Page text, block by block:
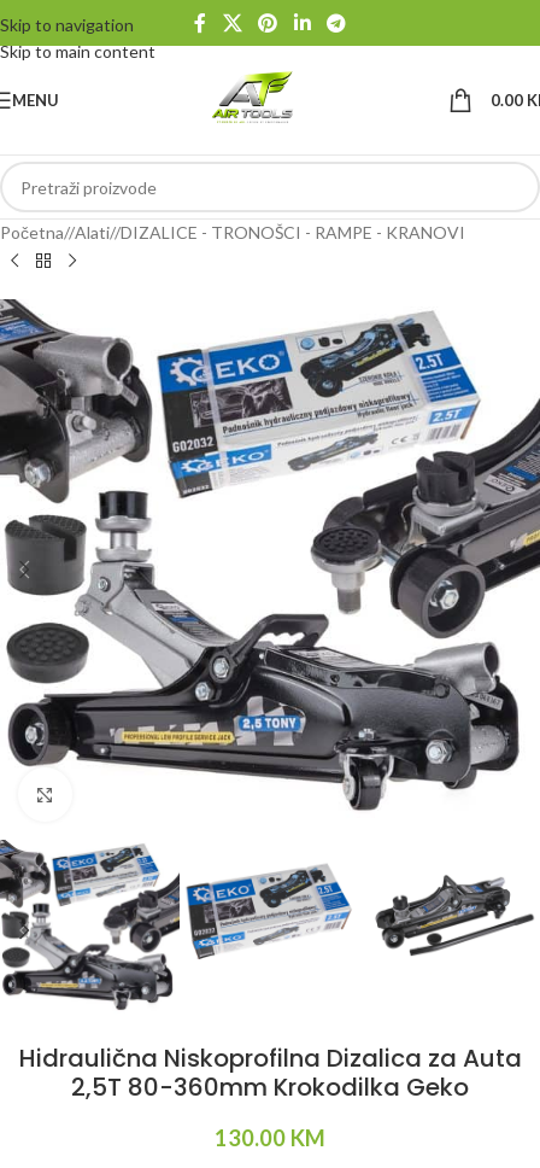
Skip to navigation
Skip to main content
MENU 0.00
Početna/ Alati/ DIZALICE - TRONOŠCI - RAMPE - KRANOVI
Hidraulična Niskoprofilna Dizalica za Auta
2,5T 80-360mm Krokodilka Geko
130.00 KM